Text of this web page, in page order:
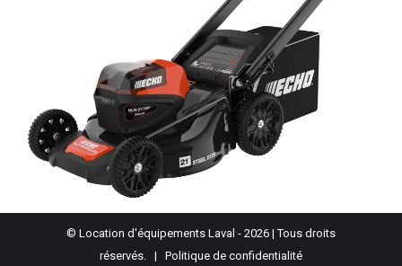
© Location d'équipements Laval - 2026 | Tous droits
réservés. | Politique de confidentialité